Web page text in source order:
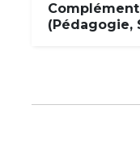
(Pédagogie,